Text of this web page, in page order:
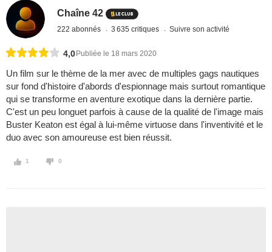
Chaîne 42
222 abonnés 3 635 critiques Suivre son activité
4,0 Publiée le 18 mars 2020
Un film sur le thème de la mer avec de multiples gags nautiques
sur fond d'histoire d'abords d'espionnage mais surtout romantique
qui se transforme en aventure exotique dans la dernière partie.
C'est un peu longuet parfois à cause de la qualité de l'image mais
Buster Keaton est égal à lui-même virtuose dans l'inventivité et le
duo avec son amoureuse est bien réussit.
1 0